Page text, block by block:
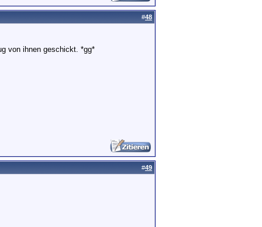
#48
von ihnen geschickt. *gg*
#49